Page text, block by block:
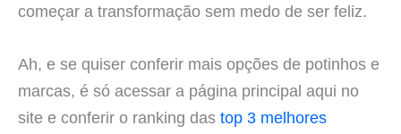
começar a transformação sem medo de ser feliz.
Ah, e se quiser conferir mais opções de potinhos e
marcas, é só acessar a página principal aqui no
site e conferir o ranking das top 3 melhores